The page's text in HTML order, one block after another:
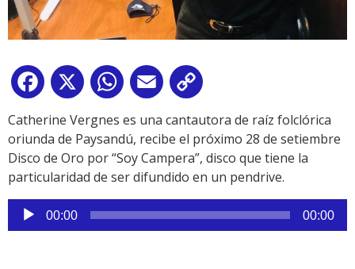
Facebook
X WhatsApp
Email
Link
Catherine Vergnes es una cantautora de raíz folclórica
oriunda de Paysandú, recibe el próximo 28 de setiembre
Disco de Oro por “Soy Campera”, disco que tiene la
particularidad de ser difundido en un pendrive.
Reproductor
de
00:00 00:00